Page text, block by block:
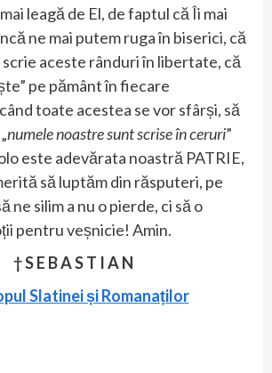
leagă de El, de faptul că Îi mai
ne mai putem ruga în biserici, că
aceste rânduri în libertate, că
pe pământ în fiecare
toate acestea se vor sfârși, să
numele noastre sunt scrise în ceruri”
este adevărata noastră PATRIE,
să luptăm din răsputeri, pe
ne silim a nu o pierde, ci să o
pentru veșnicie! Amin.
† S E B A S T I A N
Slatinei și Romanaților